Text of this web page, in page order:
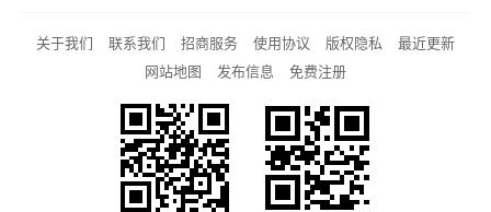
关于我们 联系我们 招商服务 使用协议 版权隐私
最近更新
网站地图
发布信息 免费注册